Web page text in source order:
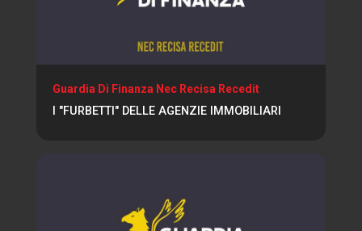
Guardia Di Finanza Nec Recisa Recedit
I "FURBETTI" DELLE AGENZIE IMMOBILIARI